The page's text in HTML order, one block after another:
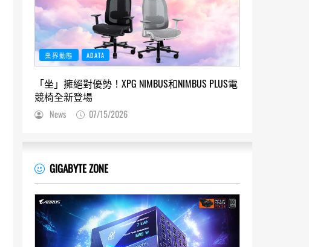
業界動態 ADATA
「坐」擁絕對優勢！XPG NIMBUS和NIMBUS PLUS電
競椅全新登場
News 07/15/2026
GIGABYTE ZONE